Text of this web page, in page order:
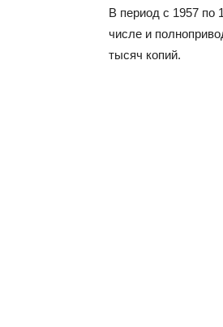
В период с 1957 по
числе и
тысяч копий.